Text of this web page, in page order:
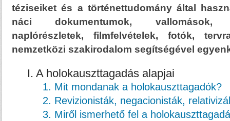
téziseiket és a történettudomány által
náci dokumentumok, vallomások,
naplórészletek, filmfelvételek, fotók,
nemzetközi szakirodalom segítségével
I. A holokauszttagadás alapjai
1. Mit mondanak a holokauszttagadók?
2. Revizionisták, negacionisták,
3. Miről ismerhető fel a